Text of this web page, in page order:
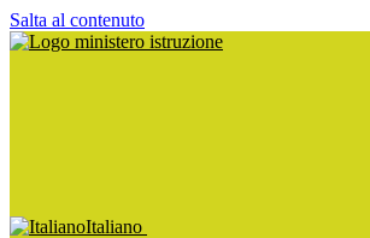
Salta al contenuto
Italiano